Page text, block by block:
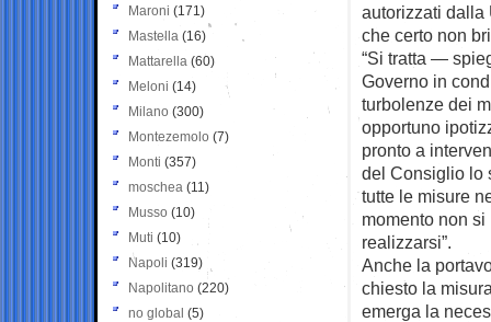
autorizzati dalla
che certo non
“Si tratta —
Governo in
turbolenze dei
opportuno
pronto a
del Consiglio lo
tutte le misure
momento non
realizzarsi”.
Anche la
chiesto la
emerga la
Maroni (171)
Mastella (16)
Mattarella (60)
Meloni (14)
Milano (300)
Montezemolo (7)
Monti (357)
moschea (11)
Musso (10)
Muti (10)
Napoli (319)
Napolitano (220)
no global (5)